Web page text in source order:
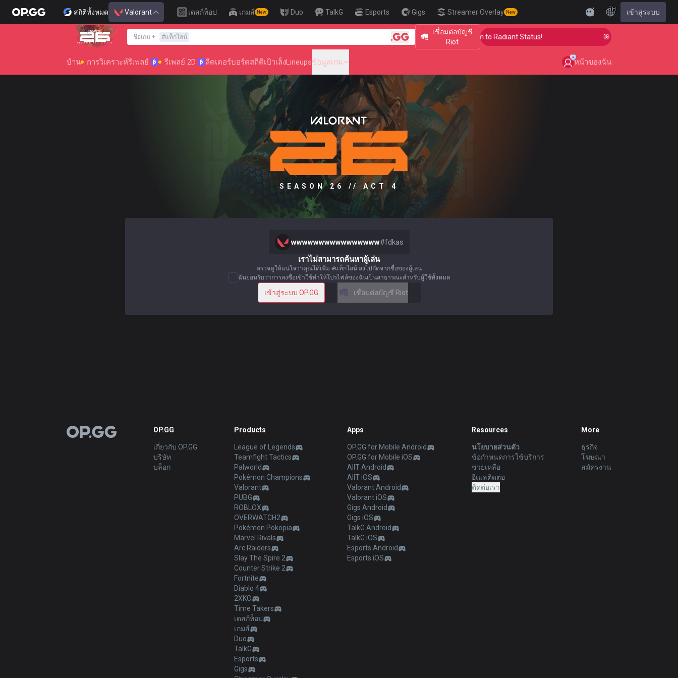
สถิติทั้งหมด Valorant เดสก์ท็อป เกมส์ New Duo TalkG Esports Gigs Streamer Overlay New
TH เข้าสู่ระบบ
SEASON 26 : ACT 4
ชื่อเกม + #แท็กไลน์
เชื่อมต่อบัญชี
Riot
🎯 Level Up Your Aim to Radiant Status! 🎯 Level Up Your Aim to
บ้าน การวิเคราะห์รีเพลย์ β รีเพลย์ 2D β ลีดเดอร์บอร์ดสถิติเป้าเล็งLineupsข้อมูลเกม หน้าของฉัน
SEASON 26 // ACT 4
wwwwwwwwwwwwwwww#fdkas
เราไม่สามารถค้นหาผู้เล่น
ตรวจดูให้แน่ใจว่าคุณได้เพิ่ม #แท็กไลน์ ลงไปถัดจากชื่อของผู้เล่น
ฉันยอมรับว่าการลงชื่อเข้าใช้ทำให้โปรไฟล์ของฉันเป็นสาธารณะสำหรับผู้ใช้ทั้งหมด
เข้าสู่ระบบ OP.GG เชื่อมต่อบัญชี Riot
OP.GG OP.GG
เกี่ยวกับ OP.GG
บริษัท
บล็อก
Products
League of Legends
Teamfight Tactics
Palworld
Pokémon Champions
Valorant
PUBG
ROBLOX
OVERWATCH2
Pokémon Pokopia
Marvel Rivals
Arc Raiders
Slay The Spire 2
Counter Strike 2
Fortnite
Diablo 4
2XKO
Time Takers
เดสก์ท็อป
เกมส์
Duo
TalkG
Esports
Gigs
Apps
OP.GG for Mobile Android
OP.GG for Mobile iOS
AllT Android
AllT iOS
Valorant Android
Valorant iOS
Gigs Android
Gigs iOS
TalkG Android
TalkG iOS
Esports Android
Esports iOS
Resources
นโยบายส่วนตัว
ข้อกำหนดการใช้บริการ
ช่วยเหลือ
อีเมลติดต่อ
ติดต่อเรา
More
ธุรกิจ
โฆษณา
สมัครงาน